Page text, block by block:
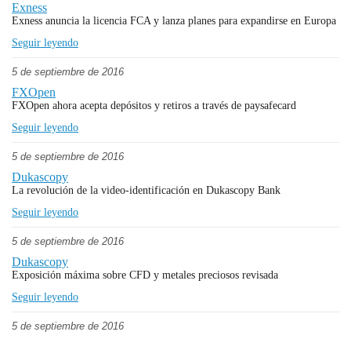
Exness
Exness anuncia la licencia FCA y lanza planes para expandirse en Europa
Seguir leyendo
5 de septiembre de 2016
FXOpen
FXOpen ahora acepta depósitos y retiros a través de paysafecard
Seguir leyendo
5 de septiembre de 2016
Dukascopy
La revolución de la video-identificación en Dukascopy Bank
Seguir leyendo
5 de septiembre de 2016
Dukascopy
Exposición máxima sobre CFD y metales preciosos revisada
Seguir leyendo
5 de septiembre de 2016